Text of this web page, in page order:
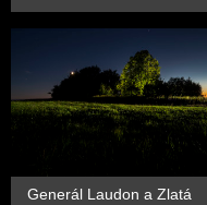
Generál Laudon a Zlatá